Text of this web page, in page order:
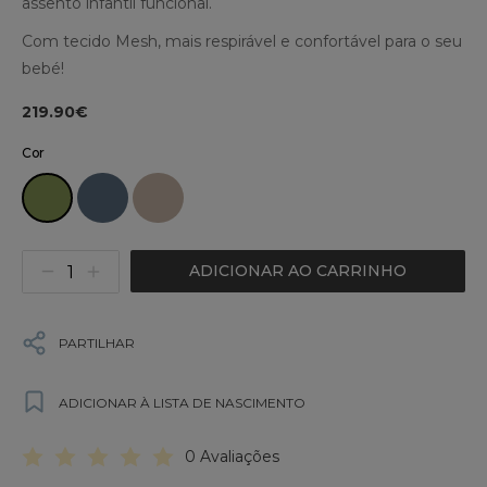
Com tecido Mesh, mais respirável e confortável para o seu
bebé!
219.90€
Cor
ADICIONAR AO CARRINHO
PARTILHAR
ADICIONAR À LISTA DE NASCIMENTO
0 Avaliações